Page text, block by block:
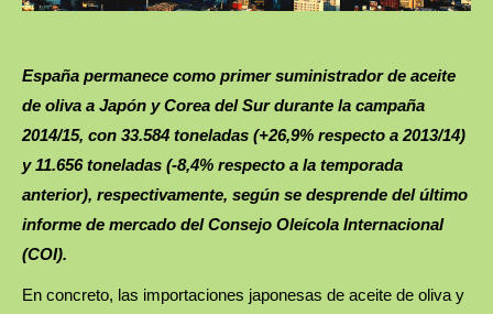
España permanece como primer suministrador de aceite
de oliva a Japón y Corea del Sur durante la campaña
2014/15, con 33.584 toneladas (+26,9% respecto a 2013/14)
y 11.656 toneladas (-8,4% respecto a la temporada
anterior), respectivamente, según se desprende del último
informe de mercado del Consejo Oleícola Internacional
(COI).
En concreto, las importaciones japonesas de aceite de oliva y